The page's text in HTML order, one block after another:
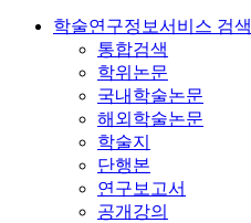
학술연구정보서비스 검색
통합검색
학위논문
국내학술논문
해외학술논문
학술지
단행본
연구보고서
공개강의